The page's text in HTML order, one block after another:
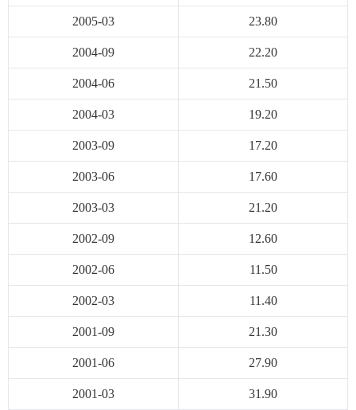
2005-03 23.80
2004-09 22.20
2004-06 21.50
2004-03 19.20
2003-09 17.20
2003-06 17.60
2003-03 21.20
2002-09 12.60
2002-06 11.50
2002-03 11.40
2001-09 21.30
2001-06 27.90
2001-03 31.90